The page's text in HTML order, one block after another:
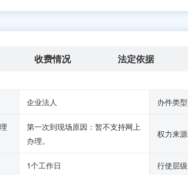
收费情况 法定依据
企业法人 办件类型
第一次到现场原因：暂不支持网上
办理。
权力来源
1个工作日 行使层级